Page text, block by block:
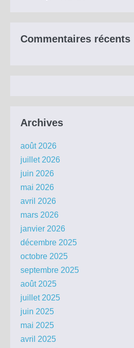
Commentaires récents
Archives
août 2026
juillet 2026
juin 2026
mai 2026
avril 2026
mars 2026
janvier 2026
décembre 2025
octobre 2025
septembre 2025
août 2025
juillet 2025
juin 2025
mai 2025
avril 2025